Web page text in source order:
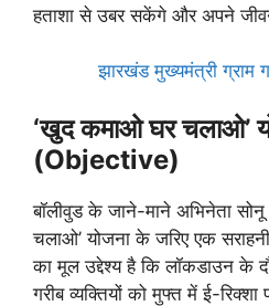
हताशा से उबर सकेंगे और अपने
झारखंड मुख्यमंत्री ग्राम
‘खुद कमाओ घर चलाओ’
(Objective)
बॉलीवुड के जाने-माने अभिनेता
चलाओ’ योजना के जरिए एक
का मूल उद्देश्य है कि लॉकडाउन के
गरीब व्यक्तियों को मुफ्त में ई-रिक्शा